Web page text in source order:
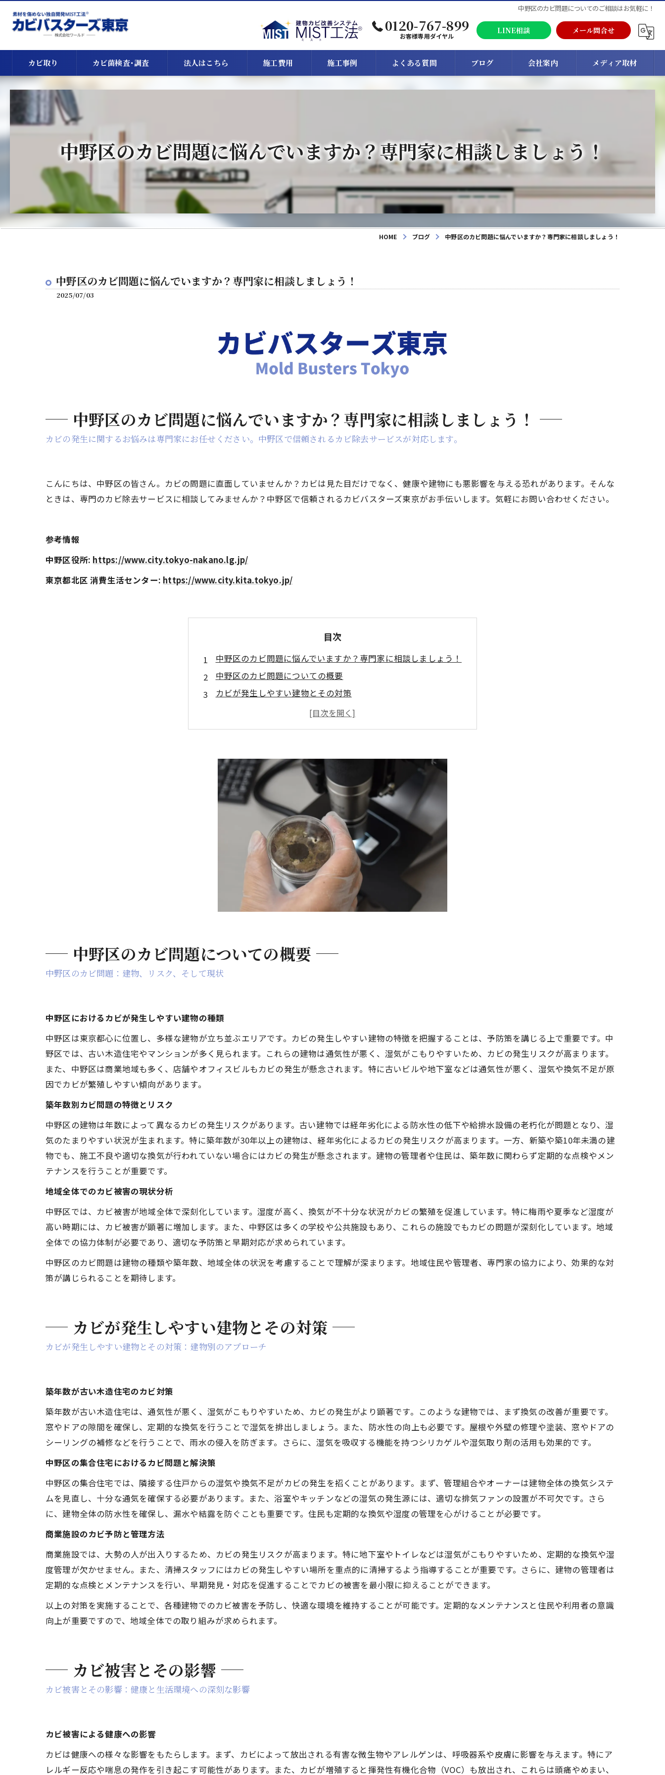
中野区のカビ問題についてのご相談はお気軽に！
0120-767-899
お客様専用ダイヤル
LINE相談 メール問合せ
カビ取り
天井のカビ取り
床下のカビ取り
漏水・浸水時のカビ
カビ菌検査･調査 法人はこちら 施工費用 施工事例 よくある質問 ブログ 会社案内 メディア取材
中野区のカビ問題に悩んでいますか？専門家に相談しましょう！
HOME ブログ 中野区のカビ問題に悩んでいますか？専門家に相談しましょう！
中野区のカビ問題に悩んでいますか？専門家に相談しましょう！
2025/07/03
中野区のカビ問題に悩んでいますか？専門家に相談しましょう！
カビの発生に関するお悩みは専門家にお任せください。中野区で信頼されるカビ除去サービスが対応します。
こんにちは、中野区の皆さん。カビの問題に直面していませんか？カビは見た目だけでなく、健康や建物にも悪影響を与える恐れがあります。そんな
ときは、専門のカビ除去サービスに相談してみませんか？中野区で信頼されるカビバスターズ東京がお手伝いします。気軽にお問い合わせください。
参考情報
中野区役所: https://www.city.tokyo-nakano.lg.jp/
東京都北区 消費生活センター: https://www.city.kita.tokyo.jp/
目次
中野区のカビ問題に悩んでいますか？専門家に相談しましょう！
中野区のカビ問題についての概要
カビが発生しやすい建物とその対策
効果的なカビ対策の方法
中野区のカビ問題についての概要
中野区のカビ問題：建物、リスク、そして現状
中野区におけるカビが発生しやすい建物の種類
中野区は東京都心に位置し、多様な建物が立ち並ぶエリアです。カビの発生しやすい建物の特徴を把握することは、予防策を講じる上で重要です。中
野区では、古い木造住宅やマンションが多く見られます。これらの建物は通気性が悪く、湿気がこもりやすいため、カビの発生リスクが高まります。
また、中野区は商業地域も多く、店舗やオフィスビルもカビの発生が懸念されます。特に古いビルや地下室などは通気性が悪く、湿気や換気不足が原
因でカビが繁殖しやすい傾向があります。
築年数別カビ問題の特徴とリスク
中野区の建物は年数によって異なるカビの発生リスクがあります。古い建物では経年劣化による防水性の低下や給排水設備の老朽化が問題となり、湿
気のたまりやすい状況が生まれます。特に築年数が30年以上の建物は、経年劣化によるカビの発生リスクが高まります。一方、新築や築10年未満の建
物でも、施工不良や適切な換気が行われていない場合にはカビの発生が懸念されます。建物の管理者や住民は、築年数に関わらず定期的な点検やメン
テナンスを行うことが重要です。
地域全体でのカビ被害の現状分析
中野区では、カビ被害が地域全体で深刻化しています。湿度が高く、換気が不十分な状況がカビの繁殖を促進しています。特に梅雨や夏季など湿度が
高い時期には、カビ被害が顕著に増加します。また、中野区は多くの学校や公共施設もあり、これらの施設でもカビの問題が深刻化しています。地域
全体での協力体制が必要であり、適切な予防策と早期対応が求められています。
中野区のカビ問題は建物の種類や築年数、地域全体の状況を考慮することで理解が深まります。地域住民や管理者、専門家の協力により、効果的な対
策が講じられることを期待します。
カビが発生しやすい建物とその対策
カビが発生しやすい建物とその対策：建物別のアプローチ
築年数が古い木造住宅のカビ対策
築年数が古い木造住宅は、通気性が悪く、湿気がこもりやすいため、カビの発生がより顕著です。このような建物では、まず換気の改善が重要です。
窓やドアの隙間を確保し、定期的な換気を行うことで湿気を排出しましょう。また、防水性の向上も必要です。屋根や外壁の修理や塗装、窓やドアの
シーリングの補修などを行うことで、雨水の侵入を防ぎます。さらに、湿気を吸収する機能を持つシリカゲルや湿気取り剤の活用も効果的です。
中野区の集合住宅におけるカビ問題と解決策
中野区の集合住宅では、隣接する住戸からの湿気や換気不足がカビの発生を招くことがあります。まず、管理組合やオーナーは建物全体の換気システ
ムを見直し、十分な通気を確保する必要があります。また、浴室やキッチンなどの湿気の発生源には、適切な排気ファンの設置が不可欠です。さら
に、建物全体の防水性を確保し、漏水や結露を防ぐことも重要です。住民も定期的な換気や湿度の管理を心がけることが必要です。
商業施設のカビ予防と管理方法
商業施設では、大勢の人が出入りするため、カビの発生リスクが高まります。特に地下室やトイレなどは湿気がこもりやすいため、定期的な換気や湿
度管理が欠かせません。また、清掃スタッフにはカビの発生しやすい場所を重点的に清掃するよう指導することが重要です。さらに、建物の管理者は
定期的な点検とメンテナンスを行い、早期発見・対応を促進することでカビの被害を最小限に抑えることができます。
以上の対策を実施することで、各種建物でのカビ被害を予防し、快適な環境を維持することが可能です。定期的なメンテナンスと住民や利用者の意識
向上が重要ですので、地域全体での取り組みが求められます。
カビ被害とその影響
カビ被害とその影響：健康と生活環境への深刻な影響
カビ被害による健康への影響
カビは健康への様々な影響をもたらします。まず、カビによって放出される有害な微生物やアレルゲンは、呼吸器系や皮膚に影響を与えます。特にア
レルギー反応や喘息の発作を引き起こす可能性があります。また、カビが増殖すると揮発性有機化合物（VOC）も放出され、これらは頭痛やめまい、